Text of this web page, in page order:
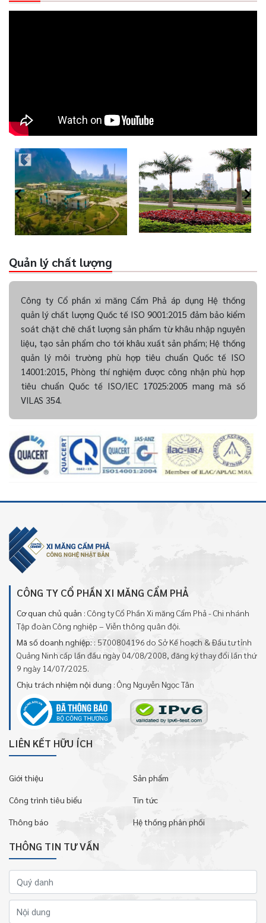
Quản lý chất lượng
Công ty Cổ phần xi măng Cẩm Phả áp dụng Hệ thống
quản lý chất lượng Quốc tế ISO 9001:2015 đảm bảo kiểm
soát chặt chẽ chất lượng sản phẩm từ khâu nhập nguyên
liệu, tạo sản phẩm cho tới khâu xuất sản phẩm; Hệ thống
quản lý môi trường phù hợp tiêu chuẩn Quốc tế ISO
14001:2015, Phòng thí nghiệm được công nhận phù hợp
tiêu chuẩn Quốc tế ISO/IEC 17025:2005 mang mã số
VILAS 354.
CÔNG TY CỔ PHẦN XI MĂNG CẨM PHẢ
Cơ quan chủ quản : Công ty Cổ Phần Xi măng Cẩm Phả - Chi nhánh
Tập đoàn Công nghiệp – Viễn thông quân đội.
Mã số doanh nghiệp: : 5700804196 do Sở Kế hoạch & Đầu tư tỉnh
Quảng Ninh cấp lần đầu ngày 04/08/2008, đăng ký thay đổi lần thứ
9 ngày 14/07/2025.
Chịu trách nhiệm nội dung : Ông Nguyễn Ngọc Tân
LIÊN KẾT HỮU ÍCH
Giới thiệu Sản phẩm
Công trình tiêu biểu Tin tức
Thông báo Hệ thống phân phối
THÔNG TIN TƯ VẤN